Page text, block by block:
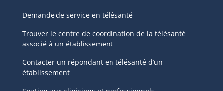
Demande de service en télésanté
Trouver le centre de coordination de la télésanté
associé à un établissement
Contacter un répondant en télésanté d’un
établissement